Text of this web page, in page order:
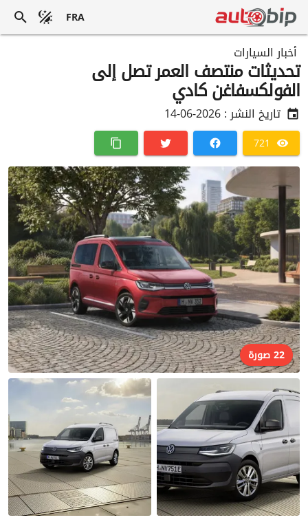
FRA
أخبار السيارات
تحديثات منتصف العمر تصل إلى
الفولكسفاغن كادي
تاريخ النشر :2026-06-14
721
22 صورة